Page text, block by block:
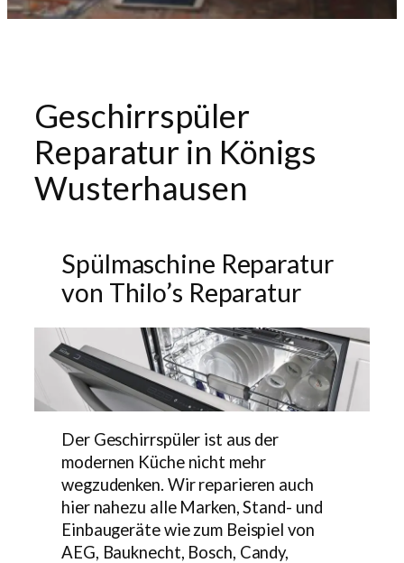
Geschirrspüler
Reparatur in Königs
Wusterhausen
Spülmaschine Reparatur
von Thilo’s Reparatur
Der Geschirrspüler ist aus der
modernen Küche nicht mehr
wegzudenken. Wir reparieren auch
hier nahezu alle Marken, Stand- und
Einbaugeräte wie zum Beispiel von
AEG, Bauknecht, Bosch, Candy,